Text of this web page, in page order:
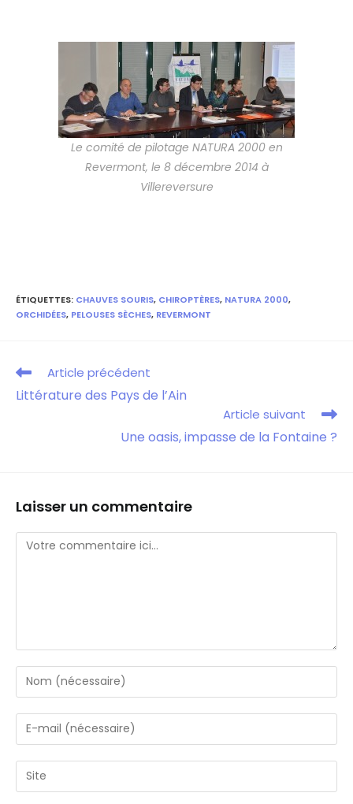
Le comité de pilotage NATURA 2000 en
Revermont, le 8 décembre 2014 à
Villereversure
ÉTIQUETTES: CHAUVES SOURIS, CHIROPTÈRES, NATURA 2000,
ORCHIDÉES, PELOUSES SÈCHES, REVERMONT
Article précédent
Littérature des Pays de l’Ain
Article suivant
Une oasis, impasse de la Fontaine ?
Laisser un commentaire